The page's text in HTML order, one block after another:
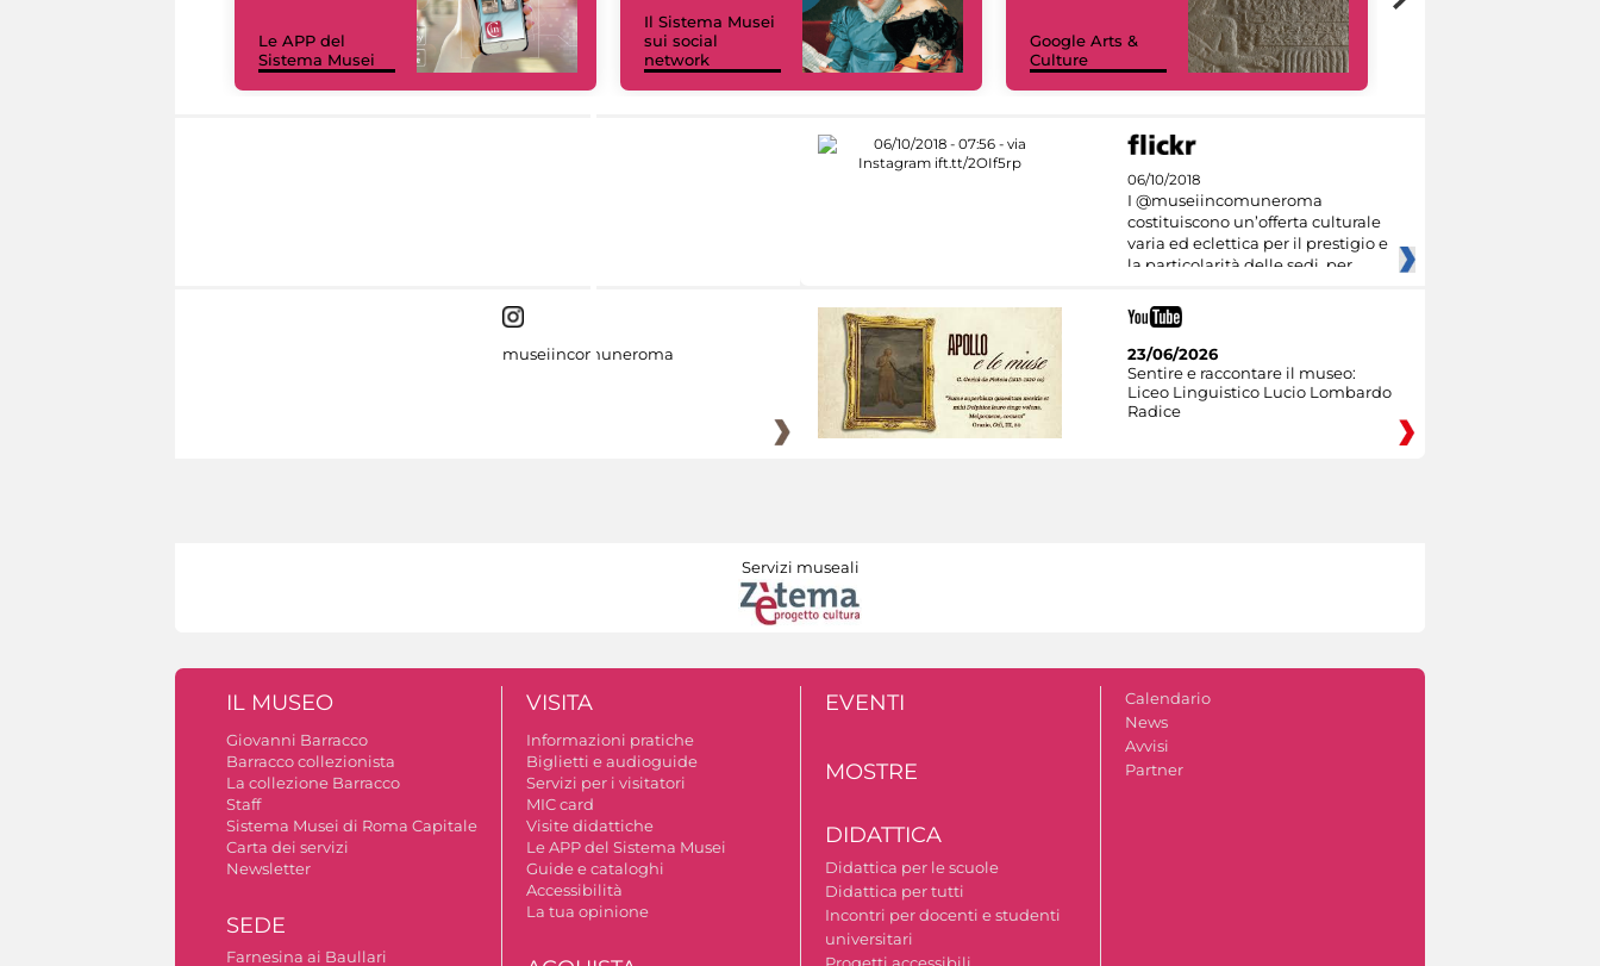
Le APP del
Sistema Musei
Il Sistema Musei
sui social
network
Google Arts &
Culture
06/10/2018
I @museiincomuneroma
costituiscono un’offerta culturale
varia ed eclettica per il prestigio e
la particolarità delle sedi, per
museiincomuneroma
23/06/2026
Sentire e raccontare il museo:
Liceo Linguistico Lucio Lombardo
Radice
Servizi museali
IL MUSEO
Giovanni Barracco
Barracco collezionista
La collezione Barracco
Staff
Sistema Musei di Roma Capitale
Carta dei servizi
Newsletter
SEDE
Farnesina ai Baullari
VISITA
Informazioni pratiche
Biglietti e audioguide
Servizi per i visitatori
MIC card
Visite didattiche
Le APP del Sistema Musei
Guide e cataloghi
Accessibilità
La tua opinione
EVENTI
MOSTRE
DIDATTICA
Didattica per le scuole
Didattica per tutti
Incontri per docenti e studenti
universitari
Calendario
News
Avvisi
Partner